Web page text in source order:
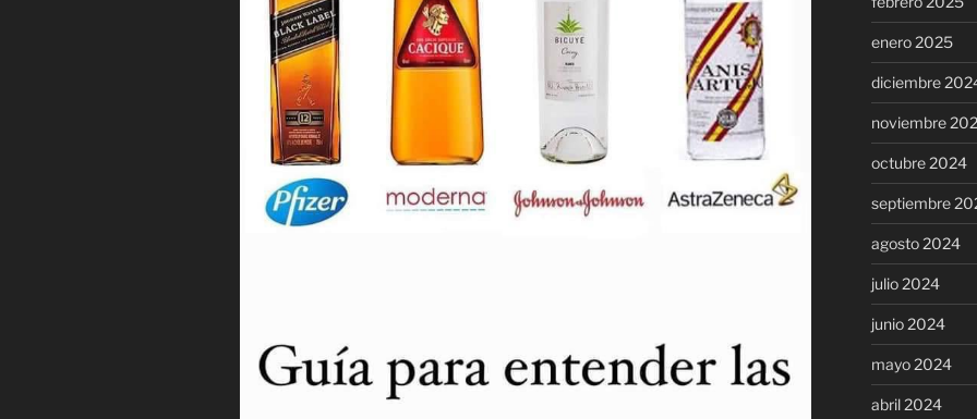
enero 2025
diciembre
noviembre
octubre 2024
septiembre
agosto 2024
julio 2024
junio 2024
mayo 2024
abril 2024